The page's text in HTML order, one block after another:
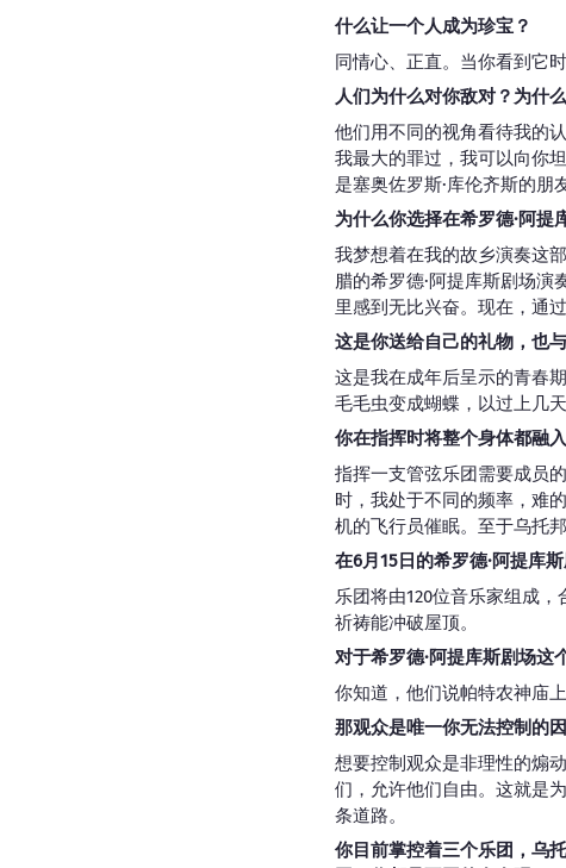
什么让一个人成为珍宝？
同情心、正直。当你看到它
人们为什么对你敌对？为什
他们用不同的视角看待我的
我最大的罪过，我可以向你
是塞奥佐罗斯·库伦齐斯的朋
为什么你选择在希罗德·阿提
我梦想着在我的故乡演奏这
腊的希罗德·阿提库斯剧场
里感到无比兴奋。现在，通
这是你送给自己的礼物，也与
这是我在成年后呈示的青春
毛毛虫变成蝴蝶，以过上几天
你在指挥时将整个身体都融
指挥一支管弦乐团需要成员
时，我处于不同的频率，难
机的飞行员催眠。至于乌托
在6月15日的希罗德·阿提库
乐团将由120位音乐家组成
祈祷能冲破屋顶。
对于希罗德·阿提库斯剧场这
你知道，他们说帕特农神庙
那观众是唯一你无法控制的
想要控制观众是非理性的煽
们，允许他们自由。这就是
条道路。
你目前掌控着三个乐团，乌